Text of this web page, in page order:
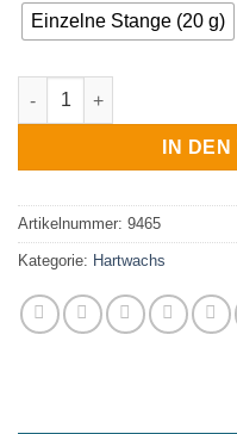
Einzelne Stange (20 g)
BORMA Hartwachs
IN
Artikelnummer: 9465
Kategorie: Hartwachs